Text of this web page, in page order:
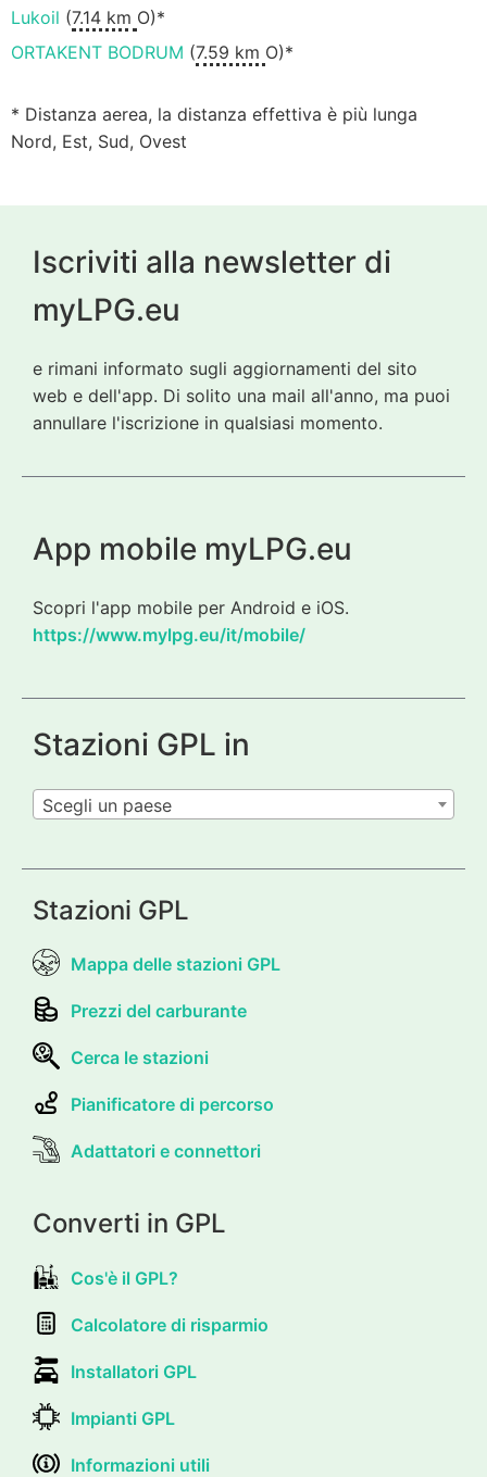
Lukoil (7.14 km O)*
ORTAKENT BODRUM (7.59 km O)*
* Distanza aerea, la distanza effettiva è più lunga
Nord, Est, Sud, Ovest
Iscriviti alla newsletter di
myLPG.eu
e rimani informato sugli aggiornamenti del sito
web e dell'app. Di solito una mail all'anno, ma puoi
annullare l'iscrizione in qualsiasi momento.
App mobile myLPG.eu
Scopri l'app mobile per Android e iOS.
https://www.mylpg.eu/it/mobile/
Stazioni GPL in
Scegli un paese
Stazioni GPL
Mappa delle stazioni GPL
Prezzi del carburante
Cerca le stazioni
Pianificatore di percorso
Adattatori e connettori
Converti in GPL
Cos'è il GPL?
Calcolatore di risparmio
Installatori GPL
Impianti GPL
Informazioni utili